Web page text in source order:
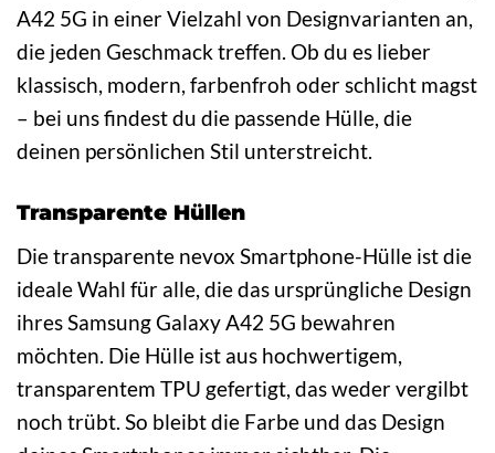
A42 5G in einer Vielzahl von Designvarianten an,
die jeden Geschmack treffen. Ob du es lieber
klassisch, modern, farbenfroh oder schlicht magst
– bei uns findest du die passende Hülle, die
deinen persönlichen Stil unterstreicht.
Transparente Hüllen
Die transparente nevox Smartphone-Hülle ist die
ideale Wahl für alle, die das ursprüngliche Design
ihres Samsung Galaxy A42 5G bewahren
möchten. Die Hülle ist aus hochwertigem,
transparentem TPU gefertigt, das weder vergilbt
noch trübt. So bleibt die Farbe und das Design